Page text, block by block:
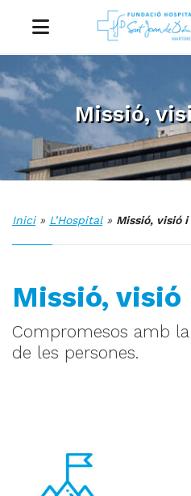
Missió,
Inici» L’Hospital» Missió, visió i
Missió, visió
Compromesos amb
de les persones.